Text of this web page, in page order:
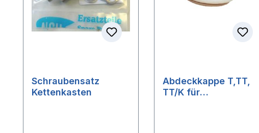
Schraubensatz
Kettenkasten
Abdeckkappe T,TT,
TT/K für